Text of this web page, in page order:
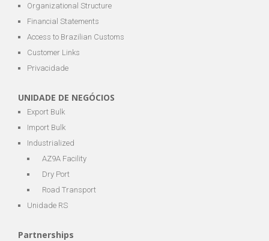
Organizational Structure
Financial Statements
Access to Brazilian Customs
Customer Links
Privacidade
UNIDADE DE NEGÓCIOS
Export Bulk
Import Bulk
Industrialized
AZ9A Facility
Dry Port
Road Transport
Unidade RS
Partnerships